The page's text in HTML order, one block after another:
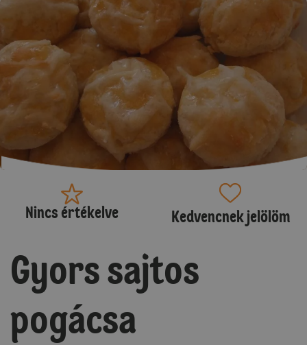
Nincs értékelve Kedvencnek jelölöm
Gyors sajtos
pogácsa